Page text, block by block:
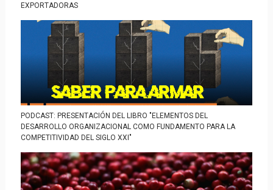
EXPORTADORAS
PODCAST: PRESENTACIÓN DEL LIBRO "ELEMENTOS DEL
DESARROLLO ORGANIZACIONAL COMO FUNDAMENTO PARA LA
COMPETITIVIDAD DEL SIGLO XXI"